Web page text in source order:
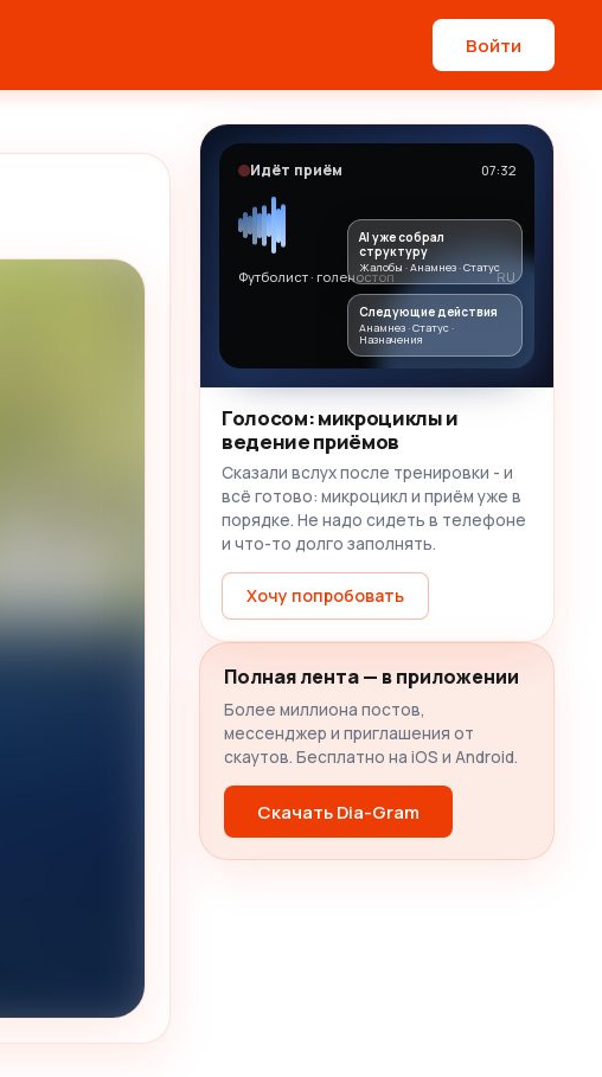
Войти
Идёт приём 07:32
Футболист · голеностоп RU
AI уже собрал
структуру
Жалобы · Анамнез · Статус
Следующие действия
Анамнез · Статус ·
Назначения
Голосом: микроциклы и
ведение приёмов
Сказали вслух после тренировки - и
всё готово: микроцикл и приём уже в
порядке. Не надо сидеть в телефоне
и что-то долго заполнять.
Хочу попробовать
Полная лента — в приложении
Более миллиона постов,
мессенджер и приглашения от
скаутов. Бесплатно на iOS и Android.
Скачать Dia-Gram